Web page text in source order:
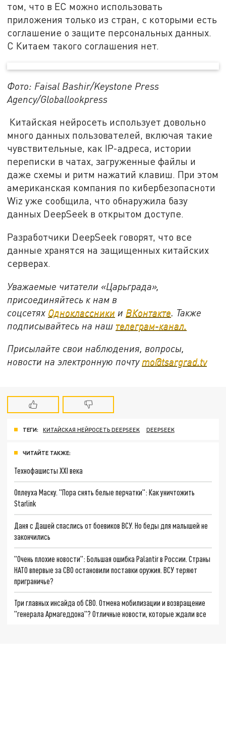
том, что в ЕС можно использовать
приложения только из стран, с которыми есть
соглашение о защите персональных данных.
С Китаем такого соглашения нет.
Фото: Faisal Bashir/Keystone Press
Agency/Globallookpress
Китайская нейросеть использует довольно
много данных пользователей, включая такие
чувствительные, как IP-адреса, истории
переписки в чатах, загруженные файлы и
даже схемы и ритм нажатий клавиш. При этом
американская компания по кибербезопасноти
Wiz уже сообщила, что обнаружила базу
данных DeepSeek в открытом доступе.
Разработчики DeepSeek говорят, что все
данные хранятся на защищенных китайских
серверах.
Уважаемые читатели «Царьграда»,
присоединяйтесь к нам в
соцсетях Одноклассники и ВКонтакте. Также
подписывайтесь на наш телеграм-канал.
Присылайте свои наблюдения, вопросы,
новости на электронную почту mo@tsargrad.tv
ТЕГИ: КИТАЙСКАЯ НЕЙРОСЕТЬ DEEPSEEK DEEPSEEK
ЧИТАЙТЕ ТАКЖЕ:
Технофашисты XXI века
Оплеуха Маску. "Пора снять белые перчатки": Как уничтожить
Starlink
Даня с Дашей спаслись от боевиков ВСУ. Но беды для малышей не
закончились
"Очень плохие новости": Большая ошибка Palantir в России. Страны
НАТО впервые за СВО остановили поставки оружия. ВСУ теряют
приграничье?
Три главных инсайда об СВО. Отмена мобилизации и возвращение
"генерала Армагеддона"? Отличные новости, которые ждали все